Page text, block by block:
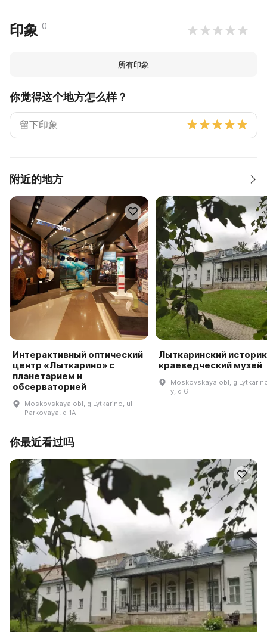
印象 0
所有印象
你觉得这个地方怎么样？
附近的地方
Интерактивный оптический
центр «Лыткарино» с
планетарием и
обсерваторией
Moskovskaya obl, g Lytkarino, ul
Parkovaya, d 1A
Лыткаринский
краеведческий музей
Moskovskaya obl, g
y, d 6
你最近看过吗